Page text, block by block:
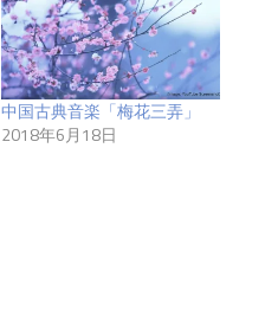
中国古典音楽「梅花三弄」
2018年6月18日